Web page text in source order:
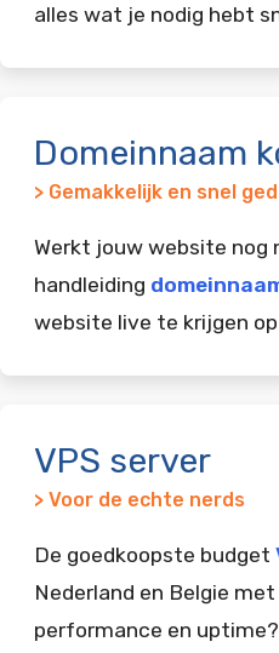
alles wat je nodig hebt
Domeinnaam
> Gemakkelijk en snel
Werkt jouw website nog
handleiding
website live te krijgen
VPS server
> Voor de echte nerds
De goedkoopste budget
Nederland en Belgie
performance en